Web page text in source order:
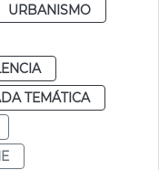
URBANISMO
TEMÁTICA